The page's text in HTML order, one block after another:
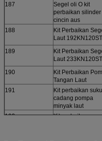
187
Segel oli O kit
perbaikan silinder
cincin aus
188
Kit Perbaikan
Laut 192KN120ST
189
Kit Perbaikan
Laut 233KN120ST
190
Kit Perbaikan
Tangan Laut
191
Kit perbaikan suku
cadang pompa
minyak laut
192
Kit perbaikan